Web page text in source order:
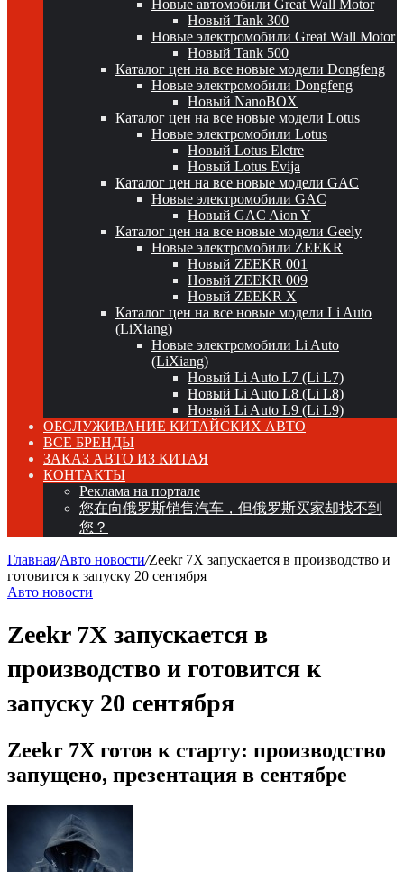
Новые автомобили Great Wall Motor
Новый Tank 300
Новые электромобили Great Wall Motor
Новый Tank 500
Каталог цен на все новые модели Dongfeng
Новые электромобили Dongfeng
Новый NanoBOX
Каталог цен на все новые модели Lotus
Новые электромобили Lotus
Новый Lotus Eletre
Новый Lotus Evija
Каталог цен на все новые модели GAC
Новые электромобили GAC
Новый GAC Aion Y
Каталог цен на все новые модели Geely
Новые электромобили ZEEKR
Новый ZEEKR 001
Новый ZEEKR 009
Новый ZEEKR X
Каталог цен на все новые модели Li Auto
(LiXiang)
Новые электромобили Li Auto
(LiXiang)
Новый Li Auto L7 (Li L7)
Новый Li Auto L8 (Li L8)
Новый Li Auto L9 (Li L9)
ОБСЛУЖИВАНИЕ КИТАЙСКИХ АВТО
ВСЕ БРЕНДЫ
ЗАКАЗ АВТО ИЗ КИТАЯ
КОНТАКТЫ
Реклама на портале
您在向俄罗斯销售汽车，但俄罗斯买家却找不到
您？
Главная/Авто новости/Zeekr 7X запускается в производство и
готовится к запуску 20 сентября
Авто новости
Zeekr 7X запускается в
производство и готовится к
запуску 20 сентября
Zeekr 7X готов к старту: производство
запущено, презентация в сентябре